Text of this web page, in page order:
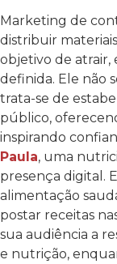
Marketing de
distribuir
objetivo de atrair,
definida. Ele não
trata-se de
público,
inspirando
Paula, uma
presença digital.
alimentação
postar receitas
sua audiência a
e nutrição,